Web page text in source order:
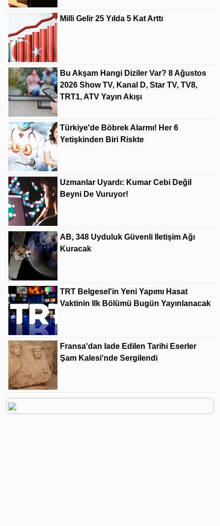
Milli Gelir 25 Yılda 5 Kat Arttı
Bu Akşam Hangi Diziler Var? 8 Ağustos
2026 Show TV, Kanal D, Star TV, TV8,
TRT1, ATV Yayın Akışı
Türkiye'de Böbrek Alarmı! Her 6
Yetişkinden Biri Riskte
Uzmanlar Uyardı: Kumar Cebi Değil
Beyni De Vuruyor!
AB, 348 Uyduluk Güvenli Iletişim Ağı
Kuracak
TRT Belgesel'in Yeni Yapımı Hasat
Vaktinin Ilk Bölümü Bugün Yayınlanacak
Fransa'dan Iade Edilen Tarihi Eserler
Şam Kalesi'nde Sergilendi